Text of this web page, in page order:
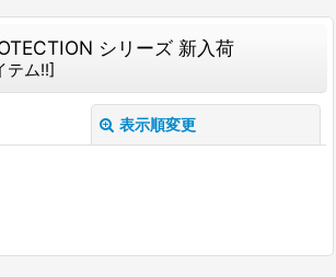
シリーズ 新入荷
テム!!]
表示順変更